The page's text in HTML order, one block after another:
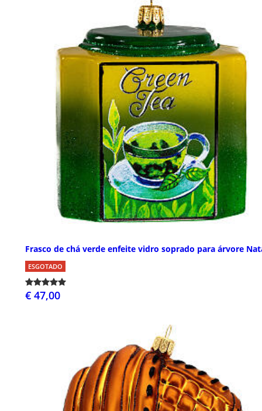
Frasco de chá verde enfeite vidro soprado para árvore
ESGOTADO
€ 47,00